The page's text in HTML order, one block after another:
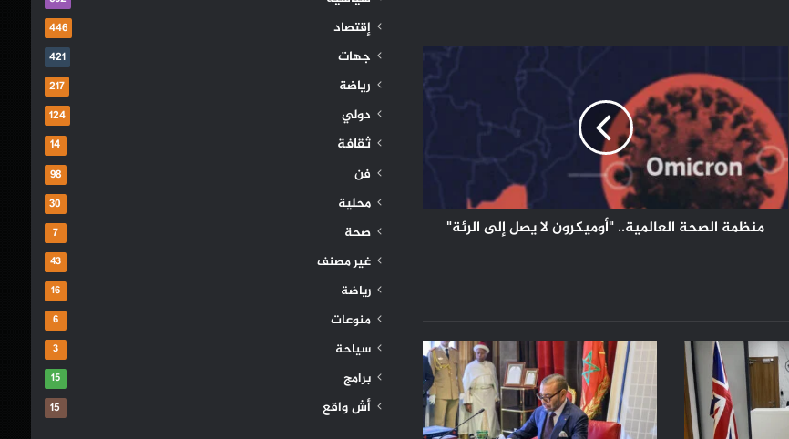
العالمية..
"أوميكرون
لا
يصل
إلى
الرئة"
منظمة الصحة العالمية.. "أوميكرون لا يصل إلى الرئة"
إقتصاد 446
جهات 421
رياضة 217
دولي 124
ثقافة 14
فن 98
محلية 30
صحة 7
غير مصنف 43
رياضة 16
منوعات 6
سياحة 3
برامج 15
أش واقع 15